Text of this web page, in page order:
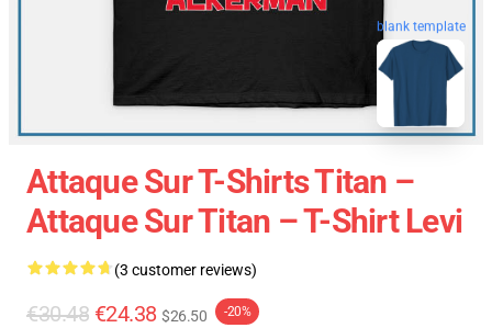
blank template
Attaque Sur T-Shirts Titan –
Attaque Sur Titan – T-Shirt Levi
(3 customer reviews)
€30.48 €24.38 $26.50 -20%